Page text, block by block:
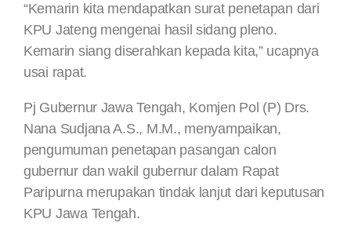
“Kemarin kita mendapatkan surat penetapan dari
KPU Jateng mengenai hasil sidang pleno.
Kemarin siang diserahkan kepada kita,” ucapnya
usai rapat.
Pj Gubernur Jawa Tengah, Komjen Pol (P) Drs.
Nana Sudjana A.S., M.M., menyampaikan,
pengumuman penetapan pasangan calon
gubernur dan wakil gubernur dalam Rapat
Paripurna merupakan tindak lanjut dari keputusan
KPU Jawa Tengah.